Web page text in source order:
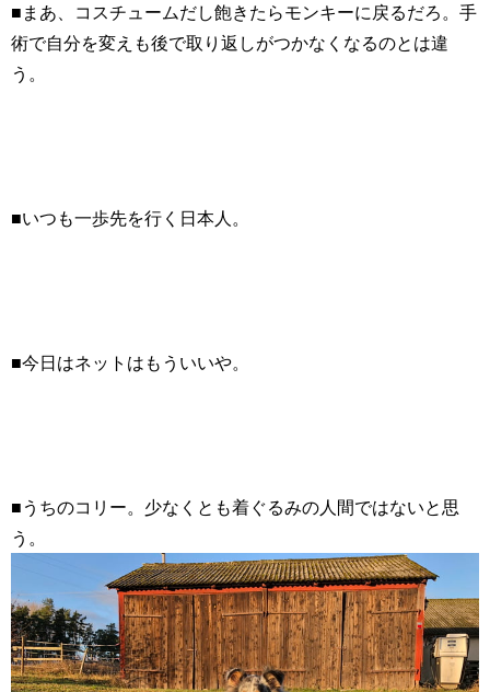
■まあ、コスチュームだし飽きたらモンキーに戻るだろ。手
術で自分を変えも後で取り返しがつかなくなるのとは違
う。
■いつも一歩先を行く日本人。
■今日はネットはもういいや。
■うちのコリー。少なくとも着ぐるみの人間ではないと思
う。